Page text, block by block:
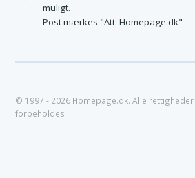
muligt.
Post mærkes "Att: Homepage.dk"
© 1997 - 2026 Homepage.dk. Alle rettigheder
forbeholdes